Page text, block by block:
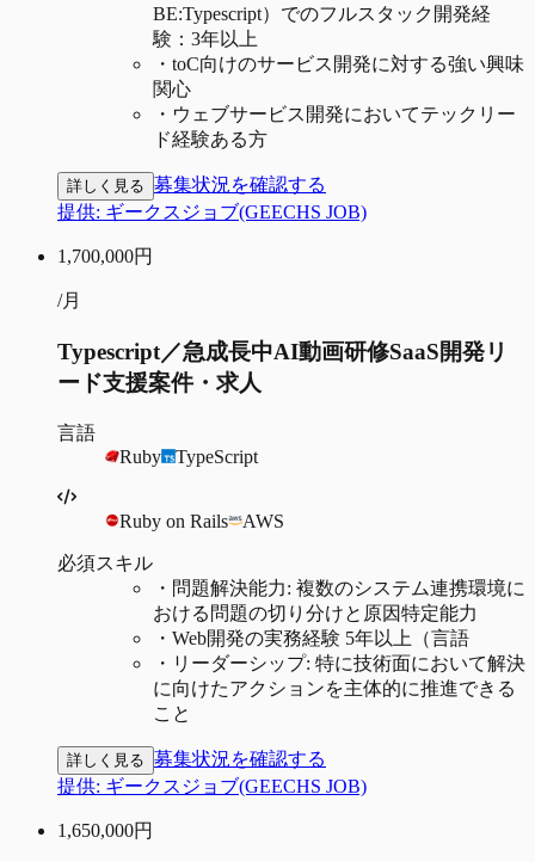
BE:Typescript）でのフルスタック開発経
験：3年以上
・ toC向けのサービス開発に対する強い興味
関心
・ ウェブサービス開発においてテックリー
ド経験ある方
詳しく見る 募集状況を確認する
提供: ギークスジョブ(GEECHS JOB)
1,700,000円
/月
Typescript／急成長中AI動画研修SaaS開発リ
ード支援案件・求人
言語
Ruby
TypeScript
Ruby on Rails AWS
必須スキル
・ 問題解決能力: 複数のシステム連携環境に
おける問題の切り分けと原因特定能力
・ Web開発の実務経験 5年以上（言語
・ リーダーシップ: 特に技術面において解決
に向けたアクションを主体的に推進できる
こと
詳しく見る 募集状況を確認する
提供: ギークスジョブ(GEECHS JOB)
1,650,000円